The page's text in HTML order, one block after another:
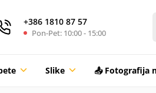
+386 1810 87 57
Pon-Pet: 10:00 - 15:00
Slike 📤 Fotografija